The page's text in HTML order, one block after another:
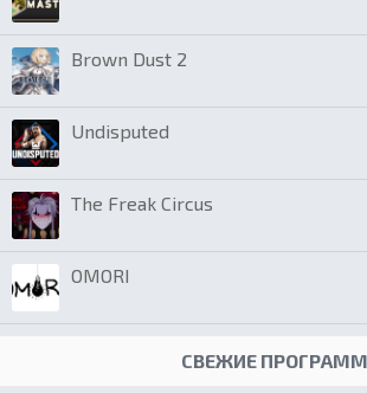
Brown Dust 2
Undisputed
The Freak Circus
OMORI
СВЕЖИЕ